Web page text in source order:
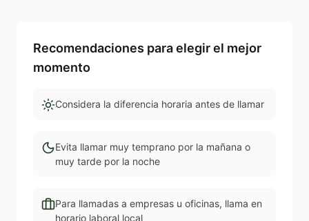
Recomendaciones para elegir el mejor
momento
Considera la diferencia horaria antes de llamar
Evita llamar muy temprano por la mañana o
muy tarde por la noche
Para llamadas a empresas u oficinas, llama en
horario laboral local